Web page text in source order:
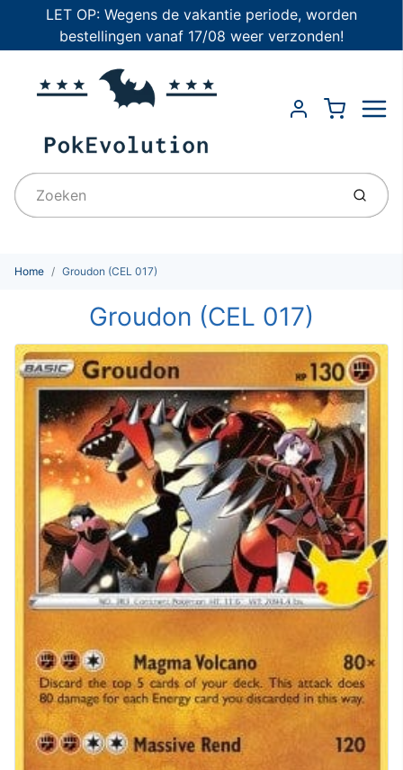
LET OP: Wegens de vakantie periode, worden
bestellingen vanaf 17/08 weer verzonden!
Account
Cart
Home Groudon (CEL 017)
Groudon (CEL 017)